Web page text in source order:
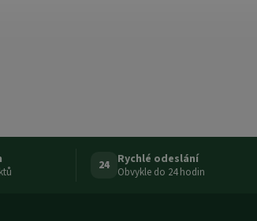
24 Rychlé odeslání
Obvykle do 24 hodin